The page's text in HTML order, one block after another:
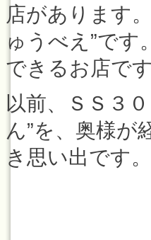
店があります
ゅうべえ”です
できるお店で
以前、ＳＳ３
ん”を、奥様
き思い出です。